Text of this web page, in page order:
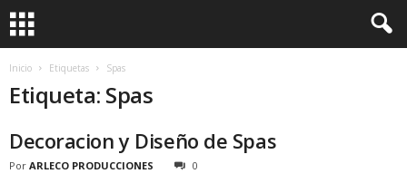
Inicio Etiquetas Spas
Etiqueta: Spas
Decoracion y Diseño de Spas
Por ARLECO PRODUCCIONES 0